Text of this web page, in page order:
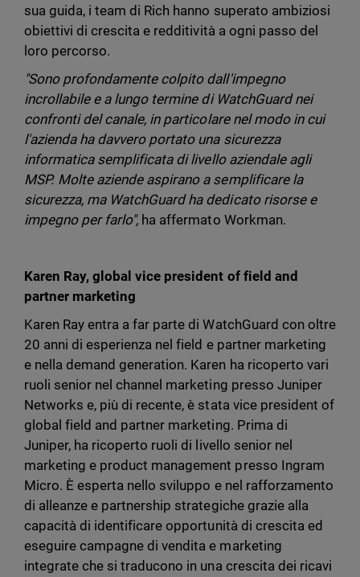
sua guida, i team di Rich hanno superato ambiziosi
obiettivi di crescita e redditività a ogni passo del
loro percorso.
"Sono profondamente colpito dall'impegno
incrollabile e a lungo termine di WatchGuard nei
confronti del canale, in particolare nel modo in cui
l'azienda ha davvero portato una sicurezza
informatica semplificata di livello aziendale agli
MSP. Molte aziende aspirano a semplificare la
sicurezza, ma WatchGuard ha dedicato risorse e
impegno per farlo", ha affermato Workman.
Karen Ray, global vice president of field and
partner marketing
Karen Ray entra a far parte di WatchGuard con oltre
20 anni di esperienza nel field e partner marketing
e nella demand generation. Karen ha ricoperto vari
ruoli senior nel channel marketing presso Juniper
Networks e, più di recente, è stata vice president of
global field and partner marketing. Prima di
Juniper, ha ricoperto ruoli di livello senior nel
marketing e product management presso Ingram
Micro. È esperta nello sviluppo e nel rafforzamento
di alleanze e partnership strategiche grazie alla
capacità di identificare opportunità di crescita ed
eseguire campagne di vendita e marketing
integrate che si traducono in una crescita dei ricavi